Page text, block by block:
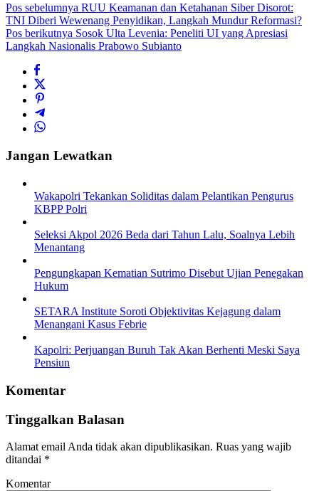
Pos sebelumnya RUU Keamanan dan Ketahanan Siber Disorot:
TNI Diberi Wewenang Penyidikan, Langkah Mundur Reformasi?
Pos berikutnya Sosok Ulta Levenia: Peneliti UI yang Apresiasi
Langkah Nasionalis Prabowo Subianto
Jangan Lewatkan
Wakapolri Tekankan Soliditas dalam Pelantikan Pengurus
KBPP Polri
Seleksi Akpol 2026 Beda dari Tahun Lalu, Soalnya Lebih
Menantang
Pengungkapan Kematian Sutrimo Disebut Ujian Penegakan
Hukum
SETARA Institute Soroti Objektivitas Kejagung dalam
Menangani Kasus Febrie
Kapolri: Perjuangan Buruh Tak Akan Berhenti Meski Saya
Pensiun
Komentar
Tinggalkan Balasan
Alamat email Anda tidak akan dipublikasikan. Ruas yang wajib
ditandai *
Komentar